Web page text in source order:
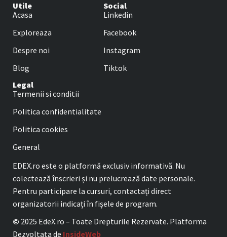
Utile
Acasa
Exploreaza
Despre noi
Blog
Social
Linkedin
Facebook
Instagram
Tiktok
Legal
Termenii si conditii
Politica confidentialitate
Politica cookies
General
EDEX.ro este o platformă exclusiv informativă. Nu
colectează înscrieri și nu prelucrează date personale.
Pentru participare la cursuri, contactați direct
organizatorii indicați în fișele de program.
© 2025 EdeX.ro – Toate Drepturile Rezervate. Platforma
Dezvoltata de InsideWeb